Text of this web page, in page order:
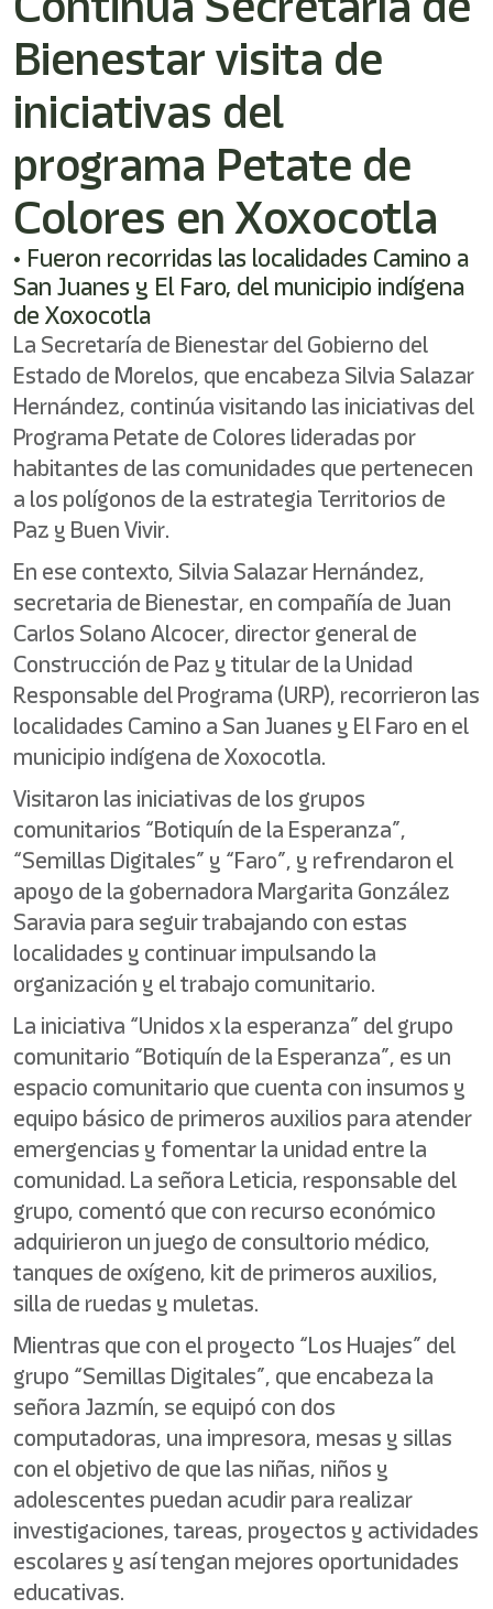
activates
the
screen
help
you
navigate
and
interact
the
content.
Bienestar visita de
iniciativas del
programa Petate de
Colores en Xoxocotla
• Fueron recorridas las localidades Camino a
San Juanes y El Faro, del municipio indígena
de Xoxocotla
La Secretaría de Bienestar del Gobierno del
Estado de Morelos, que encabeza Silvia Salazar
Hernández, continúa visitando las iniciativas del
Programa Petate de Colores lideradas por
habitantes de las comunidades que pertenecen
a los polígonos de la estrategia Territorios de
Paz y Buen Vivir.
En ese contexto, Silvia Salazar Hernández,
secretaria de Bienestar, en compañía de Juan
Carlos Solano Alcocer, director general de
Construcción de Paz y titular de la Unidad
Responsable del Programa (URP), recorrieron las
localidades Camino a San Juanes y El Faro en el
municipio indígena de Xoxocotla.
Visitaron las iniciativas de los grupos
comunitarios “Botiquín de la Esperanza”,
“Semillas Digitales” y “Faro”, y refrendaron el
apoyo de la gobernadora Margarita González
Saravia para seguir trabajando con estas
localidades y continuar impulsando la
organización y el trabajo comunitario.
La iniciativa “Unidos x la esperanza” del grupo
comunitario “Botiquín de la Esperanza”, es un
espacio comunitario que cuenta con insumos y
equipo básico de primeros auxilios para atender
emergencias y fomentar la unidad entre la
comunidad. La señora Leticia, responsable del
grupo, comentó que con recurso económico
adquirieron un juego de consultorio médico,
tanques de oxígeno, kit de primeros auxilios,
silla de ruedas y muletas.
Mientras que con el proyecto “Los Huajes” del
grupo “Semillas Digitales”, que encabeza la
señora Jazmín, se equipó con dos
computadoras, una impresora, mesas y sillas
con el objetivo de que las niñas, niños y
adolescentes puedan acudir para realizar
investigaciones, tareas, proyectos y actividades
escolares y así tengan mejores oportunidades
educativas.